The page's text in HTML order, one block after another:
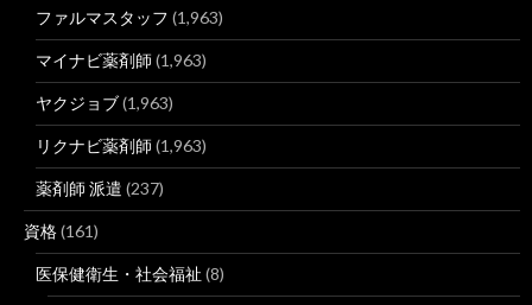
ファルマスタッフ (1,963)
マイナビ薬剤師 (1,963)
ヤクジョブ(1,963)
リクナビ薬剤師 (1,963)
薬剤師 派遣 (237)
資格(161)
医保健衛生・社会福祉 (8)